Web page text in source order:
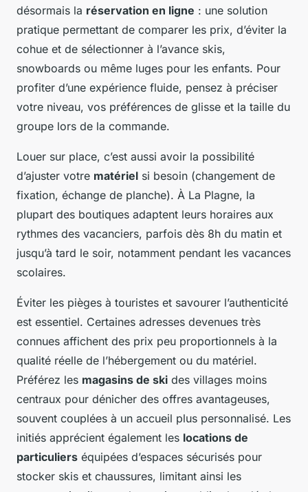
désormais la réservation en ligne : une solution
pratique permettant de comparer les prix, d’éviter la
cohue et de sélectionner à l’avance skis,
snowboards ou même luges pour les enfants. Pour
profiter d’une expérience fluide, pensez à préciser
votre niveau, vos préférences de glisse et la taille du
groupe lors de la commande.
Louer sur place, c’est aussi avoir la possibilité
d’ajuster votre matériel si besoin (changement de
fixation, échange de planche). À La Plagne, la
plupart des boutiques adaptent leurs horaires aux
rythmes des vacanciers, parfois dès 8h du matin et
jusqu’à tard le soir, notamment pendant les vacances
scolaires.
Éviter les pièges à touristes et savourer l’authenticité
est essentiel. Certaines adresses devenues très
connues affichent des prix peu proportionnels à la
qualité réelle de l’hébergement ou du matériel.
Préférez les magasins de ski des villages moins
centraux pour dénicher des offres avantageuses,
souvent couplées à un accueil plus personnalisé. Les
initiés apprécient également les locations de
particuliers équipées d’espaces sécurisés pour
stocker skis et chaussures, limitant ainsi les